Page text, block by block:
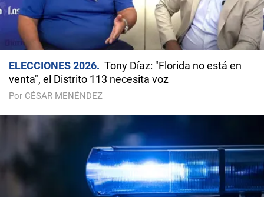
ELECCIONES 2026
Tony Díaz: "Florida no está en
venta", el Distrito 113 necesita voz
Por CÉSAR MENÉNDEZ